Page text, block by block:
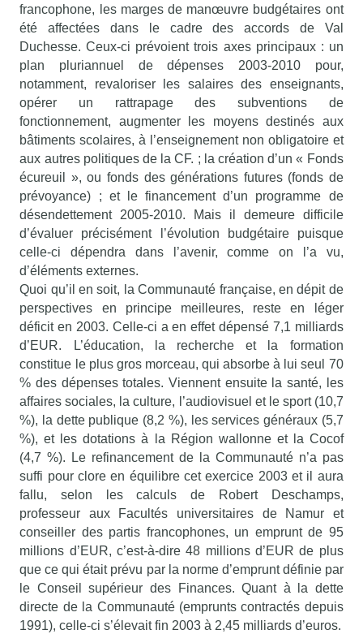
francophone, les marges de manœuvre budgétaires ont
été affectées dans le cadre des accords de Val
Duchesse. Ceux-ci prévoient trois axes principaux : un
plan pluriannuel de dépenses 2003-2010 pour,
notamment, revaloriser les salaires des enseignants,
opérer un rattrapage des subventions de
fonctionnement, augmenter les moyens destinés aux
bâtiments scolaires, à l’enseignement non obligatoire et
aux autres politiques de la CF. ; la création d’un « Fonds
écureuil », ou fonds des générations futures (fonds de
prévoyance) ; et le financement d’un programme de
désendettement 2005-2010. Mais il demeure difficile
d’évaluer précisément l’évolution budgétaire puisque
celle-ci dépendra dans l’avenir, comme on l’a vu,
d’éléments externes.
Quoi qu’il en soit, la Communauté française, en dépit de
perspectives en principe meilleures, reste en léger
déficit en 2003. Celle-ci a en effet dépensé 7,1 milliards
d’EUR. L’éducation, la recherche et la formation
constitue le plus gros morceau, qui absorbe à lui seul 70
% des dépenses totales. Viennent ensuite la santé, les
affaires sociales, la culture, l’audiovisuel et le sport (10,7
%), la dette publique (8,2 %), les services généraux (5,7
%), et les dotations à la Région wallonne et la Cocof
(4,7 %). Le refinancement de la Communauté n’a pas
suffi pour clore en équilibre cet exercice 2003 et il aura
fallu, selon les calculs de Robert Deschamps,
professeur aux Facultés universitaires de Namur et
conseiller des partis francophones, un emprunt de 95
millions d’EUR, c’est-à-dire 48 millions d’EUR de plus
que ce qui était prévu par la norme d’emprunt définie par
le Conseil supérieur des Finances. Quant à la dette
directe de la Communauté (emprunts contractés depuis
1991), celle-ci s’élevait fin 2003 à 2,45 milliards d’euros.